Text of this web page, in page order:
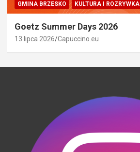
GMINA BRZESKO KULTURA I ROZRYWKA
Goetz Summer Days 2026
13 lipca 2026 Capuccino.eu